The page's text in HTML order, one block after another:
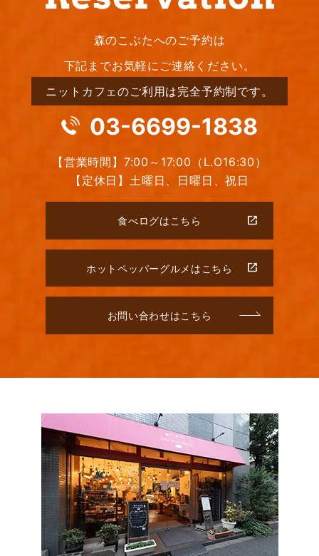
森のこぶたへのご予約は
下記までお気軽にご連絡ください。
ニットカフェのご利用は完全予約制です。
03-6699-1838
【営業時間】7:00～17:00（L.O16:30）
【定休日】土曜日、日曜日、祝日
食べログはこちら
ホットペッパーグルメはこちら
お問い合わせはこちら